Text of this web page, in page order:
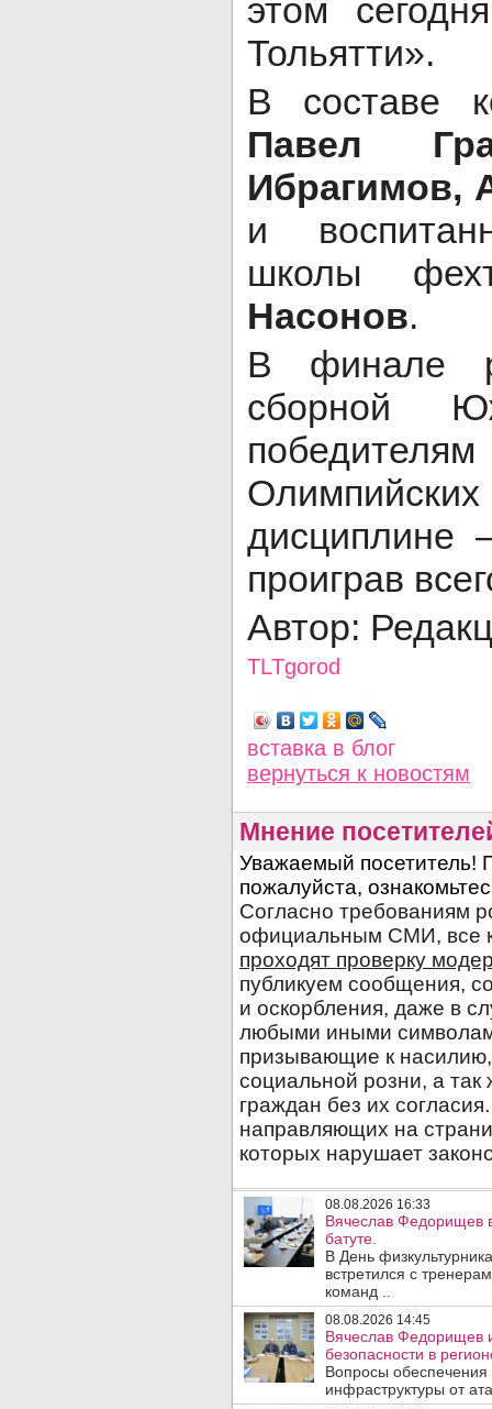
этом
Тольятти».
В составе
Павел
Ибрагимов,
и
школы
Насонов.
В финале
сборной
дисциплине
проиграв
Автор:
TLTgorod
вставка в блог
вернуться к новостям
Мнение
08.08.2026 16:33
Вячеслав Федорищев
батуте.
В День
встретился с
команд ..
08.08.2026 14:45
Вячеслав Федорищев
безопасности в
Вопросы обеспечения
инфраструктуры от